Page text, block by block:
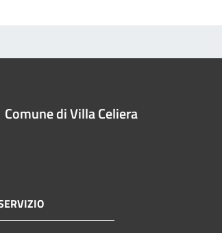
Comune di Villa Celiera